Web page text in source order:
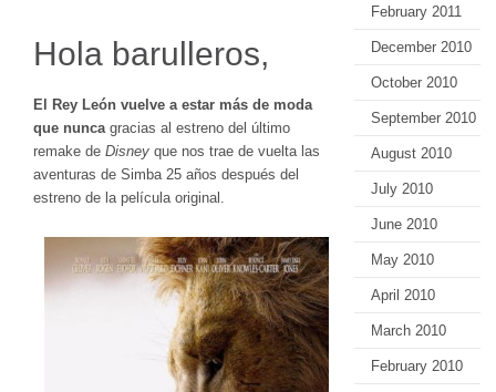
Hola barulleros,
El Rey León vuelve a estar más de moda
que nuncagracias al estreno del último
remake de Disney que nos trae de vuelta las
aventuras de Simba 25 años después del
estreno de la película original.
February 2011
December 2010
October 2010
September 2010
August 2010
July 2010
June 2010
May 2010
April 2010
March 2010
February 2010